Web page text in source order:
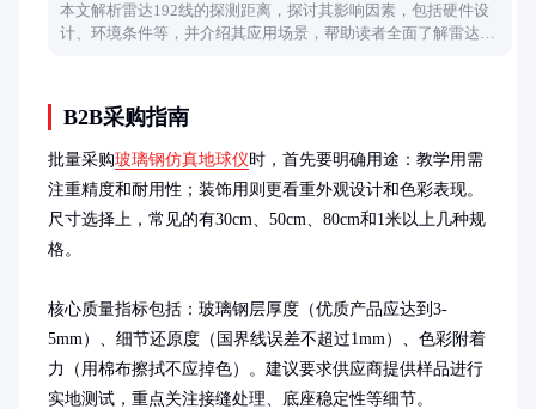
本文解析雷达192线的探测距离，探讨其影响因素，包括硬件设
计、环境条件等，并介绍其应用场景，帮助读者全面了解雷达性
B2B采购指南
批量采购玻璃钢仿真地球仪时，首先要明确用途：教学用需
注重精度和耐用性；装饰用则更看重外观设计和色彩表现。
尺寸选择上，常见的有30cm、50cm、80cm和1米以上几种规
格。
核心质量指标包括：玻璃钢层厚度（优质产品应达到3-
5mm）、细节还原度（国界线误差不超过1mm）、色彩附着
力（用棉布擦拭不应掉色）。建议要求供应商提供样品进行
实地测试，重点关注接缝处理、底座稳定性等细节。